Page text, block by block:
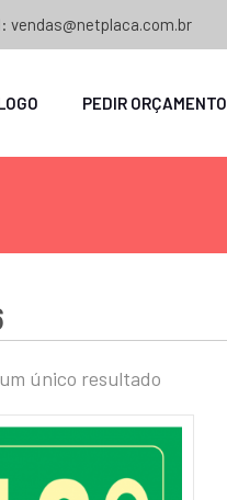
vendas@netplaca.com.br
PEDIR ORÇAMENTO
único resultado